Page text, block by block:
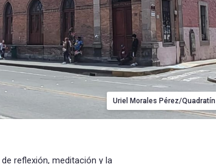
Uriel Morales Pérez/Quadratín
de reflexión, meditación y la